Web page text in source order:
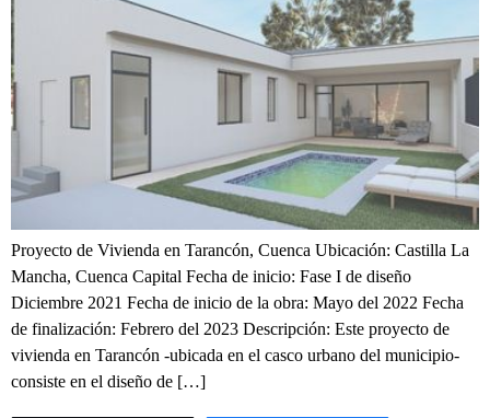
Proyecto de Vivienda en Tarancón, Cuenca Ubicación: Castilla La
Mancha, Cuenca Capital Fecha de inicio: Fase I de diseño
Diciembre 2021 Fecha de inicio de la obra: Mayo del 2022 Fecha
de finalización: Febrero del 2023 Descripción: Este proyecto de
vivienda en Tarancón -ubicada en el casco urbano del municipio-
consiste en el diseño de […]